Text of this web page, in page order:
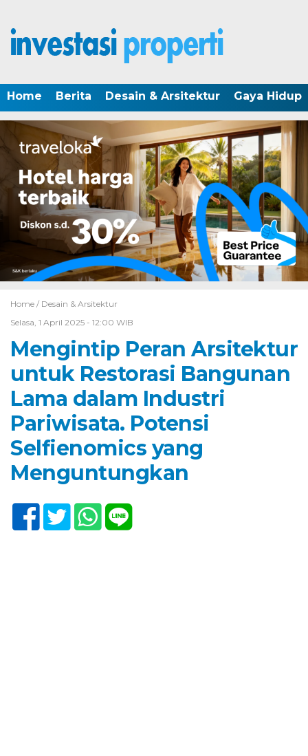
Home Berita Desain & Arsitektur Gaya Hidup
Home / Desain & Arsitektur
Selasa, 1 April 2025 - 12:00 WIB
Mengintip Peran Arsitektur
untuk Restorasi Bangunan
Lama dalam Industri
Pariwisata. Potensi
Selfienomics yang
Menguntungkan